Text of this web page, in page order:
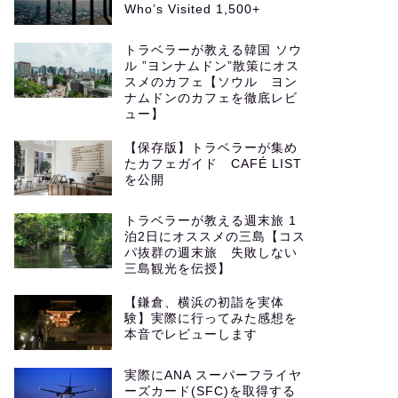
Who’s Visited 1,500+
トラベラーが教える韓国 ソウ
ル ”ヨンナムドン”散策にオス
スメのカフェ【ソウル ヨン
ナムドンのカフェを徹底レビ
ュー】
【保存版】トラベラーが集め
たカフェガイド CAFÉ LIST
を公開
トラベラーが教える週末旅 1
泊2日にオススメの三島【コス
パ抜群の週末旅 失敗しない
三島観光を伝授】
【鎌倉、横浜の初詣を実体
験】実際に行ってみた感想を
本音でレビューします
実際にANA スーパーフライヤ
ーズカード(SFC)を取得する